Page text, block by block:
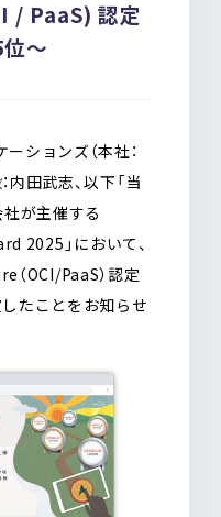
PaaS) 認定
〜
o a
ションズ（本社：
田武志、以下「当
社が主催する
2025」において、
OCI/PaaS）認定
たことをお知らせ